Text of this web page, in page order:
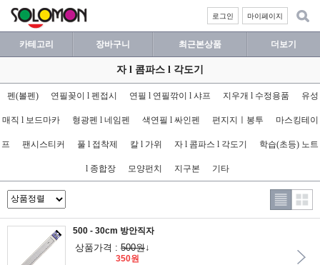
마이페이지
로그인
카테고리 장바구니 최근본상품 더보기
자 l 콤파스 l 각도기
펜(볼펜) 연필꽂이 l 펜접시 연필 l 연필깎이 l 샤프 지우개 l 수정용품 유성
매직 l 보드마카 형광펜 l 네임펜 색연필 l 싸인펜 편지지ㅣ봉투 마스킹테이
프 팬시스티커 풀 l 접착제 칼 l 가위 자 l 콤파스 l 각도기 학습(초등) 노트
l 종합장 모양펀치 지구본 기타
500 - 30cm 방안직자
상품가격 : 500원↓
350원